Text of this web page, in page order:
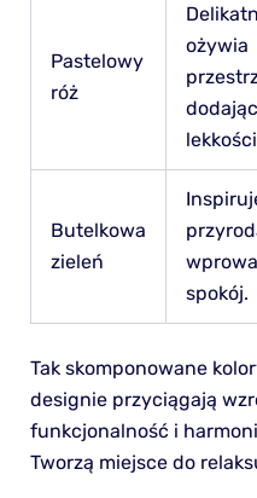
Pastelowy
róż
ożywia
Butelkowa
zieleń
spokój.
Tak skomponowane
designie przyciągają
funkcjonalność i
Tworzą miejsce do